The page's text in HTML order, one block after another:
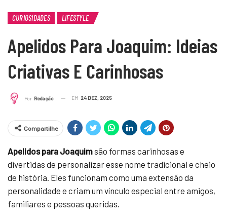
CURIOSIDADES LIFESTYLE
Apelidos Para Joaquim: Ideias
Criativas E Carinhosas
Por Redação EM 24 DEZ, 2025
Compartilhe
Apelidos para Joaquimsão formas carinhosas e
divertidas de personalizar esse nome tradicional e cheio
de história. Eles funcionam como uma extensão da
personalidade e criam um vínculo especial entre amigos,
familiares e pessoas queridas.